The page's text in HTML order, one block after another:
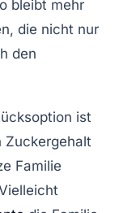
bleibt mehr
die nicht nur
den
ist
Zuckergehalt
Familie